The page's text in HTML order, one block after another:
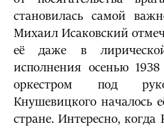
становилась самой
Михаил Исаковский
её даже в
исполнения осенью
оркестром под
Кнушевицкого началось
стране. Интересно,